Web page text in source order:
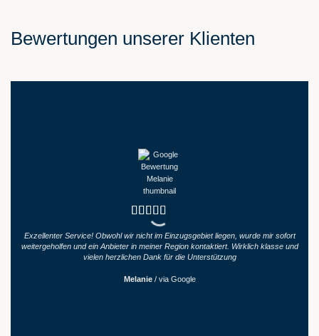
Bewertungen unserer Klienten
Exzellenter Service! Obwohl wir nicht im Einzugsgebiet liegen, wurde mir sofort
weitergeholfen und ein Anbieter in meiner Region kontaktiert. Wirklich klasse und
vielen herzlichen Dank für die Unterstützung
Melanie / via Google